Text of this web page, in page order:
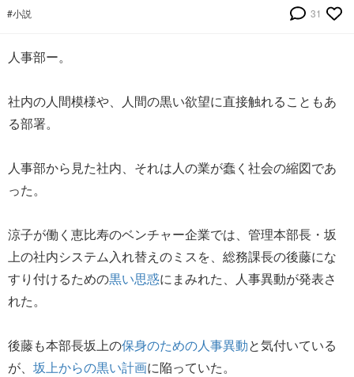
#小説 31
人事部ー。
社内の人間模様や、人間の黒い欲望に直接触れることもあ
る部署。
人事部から見た社内、それは人の業が蠢く社会の縮図であ
った。
涼子が働く恵比寿のベンチャー企業では、管理本部長・坂
上の社内システム入れ替えのミスを、総務課長の後藤にな
すり付けるための黒い思惑にまみれた、人事異動が発表さ
れた。
後藤も本部長坂上の保身のための人事異動と気付いている
が、 坂上からの黒い計画に陥っていた。